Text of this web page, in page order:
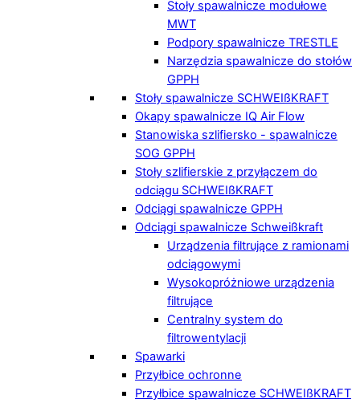
Stoły spawalnicze modułowe
MWT
Podpory spawalnicze TRESTLE
Narzędzia spawalnicze do stołów
GPPH
Stoły spawalnicze SCHWEIßKRAFT
Okapy spawalnicze IQ Air Flow
Stanowiska szlifiersko - spawalnicze
SOG GPPH
Stoły szlifierskie z przyłączem do
odciągu SCHWEIßKRAFT
Odciągi spawalnicze GPPH
Odciągi spawalnicze Schweißkraft
Urządzenia filtrujące z ramionami
odciągowymi
Wysokopróżniowe urządzenia
filtrujące
Centralny system do
filtrowentylacji
Spawarki
Przyłbice ochronne
Przyłbice spawalnicze SCHWEIßKRAFT